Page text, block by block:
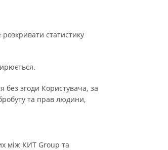
статистику
без згоди Користувача, за
та прав людини,
між КИТ Group та